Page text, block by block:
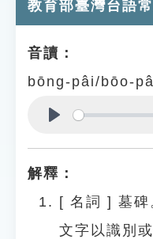
知識索引
遊戲專區
貓頭鷹博士
教育部臺灣台語
音讀：
bōng-pâi/bōo-
解釋：
[ 名詞 ] 墓碑
文字以識別